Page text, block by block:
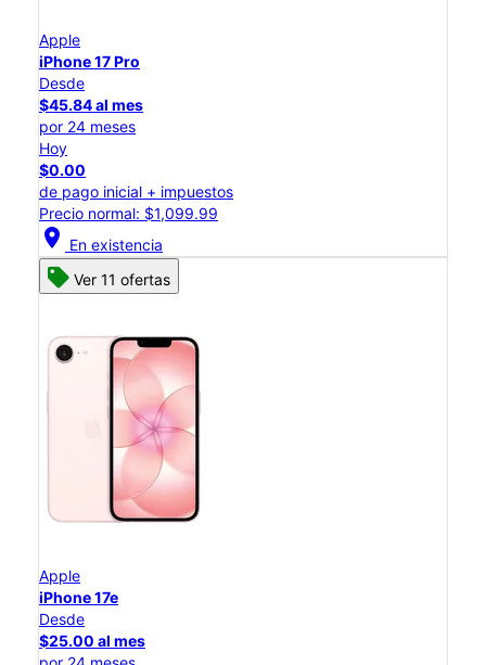
Apple
iPhone 17 Pro
Desde
$45.84 al mes
por 24 meses
Hoy
$0.00
de pago inicial + impuestos
Precio normal: $1,099.99
location_on En existencia
Ver 11 ofertas
Apple
iPhone 17e
Desde
$25.00 al mes